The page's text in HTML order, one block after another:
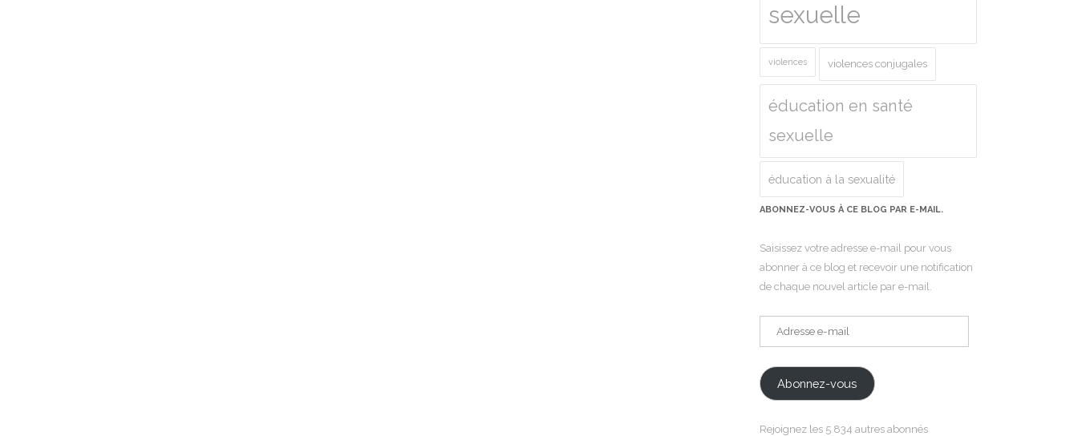
sexuelle
violences violences conjugales
éducation en santé
sexuelle
éducation à la sexualité
ABONNEZ-VOUS À CE BLOG PAR E-MAIL.
Saisissez votre adresse e-mail pour vous
abonner à ce blog et recevoir une notification
de chaque nouvel article par e-mail.
Adresse
e-
Abonnez-vous
Rejoignez les 5 834 autres abonnés